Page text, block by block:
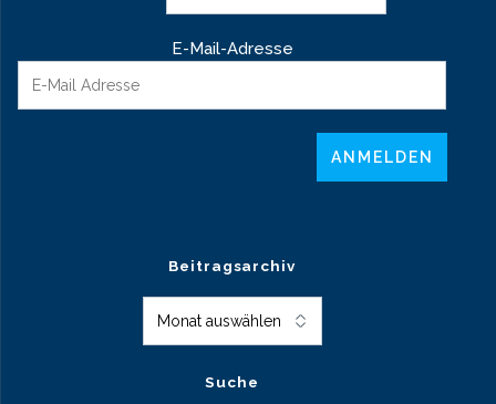
E-Mail-Adresse
Beitragsarchiv
Suche